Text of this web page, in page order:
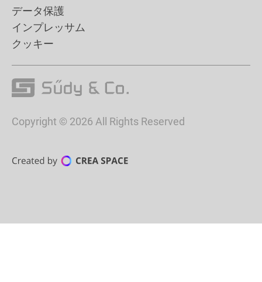
データ保護
インプレッサム
クッキー
Copyright © 2026 All Rights Reserved